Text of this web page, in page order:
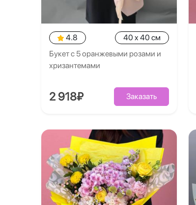
4.8
40 x 40 см
Букет с 5 оранжевыми розами и
хризантемами
2 918₽ Заказать